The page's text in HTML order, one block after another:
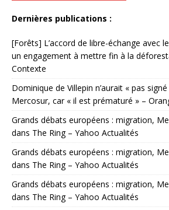
Dernières publications :
[Forêts] L’accord de libre-échange avec
un engagement à mettre fin à la
Contexte
Dominique de Villepin n’aurait « pas signé
Mercosur, car « il est prématuré » –
Grands débats européens : migration,
dans The Ring – Yahoo Actualités
Grands débats européens : migration,
dans The Ring – Yahoo Actualités
Grands débats européens : migration,
dans The Ring – Yahoo Actualités